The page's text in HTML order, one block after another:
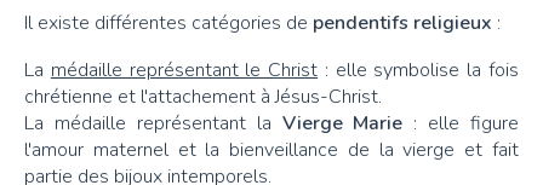
Il existe différentes catégories de pendentifs religieux :
La médaille représentant le Christ : elle symbolise la fois
chrétienne et l'attachement à Jésus-Christ.
La médaille représentant la Vierge Marie : elle figure
l'amour maternel et la bienveillance de la vierge et fait
partie des bijoux intemporels.